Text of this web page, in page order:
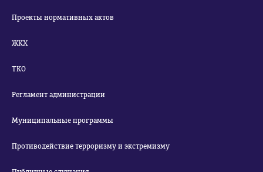
Проекты нормативных актов
ЖКХ
ТКО
Регламент администрации
Муниципальные программы
Противодействие терроризму и экстремизму